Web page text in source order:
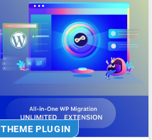
THEME PLUGIN